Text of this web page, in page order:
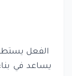
يساعد في